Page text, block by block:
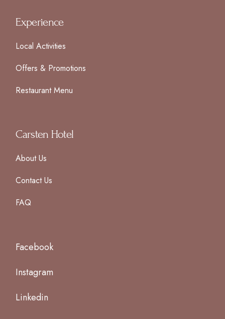
Experience
Local Activities
Offers & Promotions
Restaurant Menu
Carsten Hotel
About Us
Contact Us
FAQ
Facebook
Instagram
Linkedin